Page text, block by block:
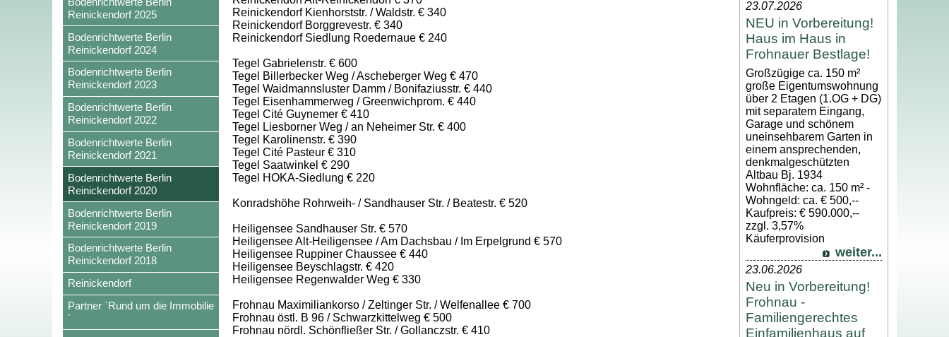
Reinickendorf 2025
Bodenrichtwerte Berlin
Reinickendorf 2024
Bodenrichtwerte Berlin
Reinickendorf 2023
Bodenrichtwerte Berlin
Reinickendorf 2022
Bodenrichtwerte Berlin
Reinickendorf 2021
Bodenrichtwerte Berlin
Reinickendorf 2020
Bodenrichtwerte Berlin
Reinickendorf 2019
Bodenrichtwerte Berlin
Reinickendorf 2018
Reinickendorf
Partner `Rund um die Immobilie
´
Reinickendorf Kienhorststr. / Waldstr. € 340
Reinickendorf Borggrevestr. € 340
Reinickendorf Siedlung Roedernaue € 240
Tegel Gabrielenstr. € 600
Tegel Billerbecker Weg / Ascheberger Weg € 470
Tegel Waidmannsluster Damm / Bonifaziusstr. € 440
Tegel Eisenhammerweg / Greenwichprom. € 440
Tegel Cité Guynemer € 410
Tegel Liesborner Weg / an Neheimer Str. € 400
Tegel Karolinenstr. € 390
Tegel Cité Pasteur € 310
Tegel Saatwinkel € 290
Tegel HOKA-Siedlung € 220
Konradshöhe Rohrweih- / Sandhauser Str. / Beatestr. € 520
Heiligensee Sandhauser Str. € 570
Heiligensee Alt-Heiligensee / Am Dachsbau / Im Erpelgrund € 570
Heiligensee Ruppiner Chaussee € 440
Heiligensee Beyschlagstr. € 420
Heiligensee Regenwalder Weg € 330
Frohnau Maximiliankorso / Zeltinger Str. / Welfenallee € 700
Frohnau östl. B 96 / Schwarzkittelweg € 500
Frohnau nördl. Schönfließer Str. / Gollanczstr. € 410
23.07.2026
NEU in Vorbereitung!
Haus im Haus in
Frohnauer Bestlage!
Großzügige ca. 150 m²
große Eigentumswohnung
über 2 Etagen (1.OG + DG)
mit separatem Eingang,
Garage und schönem
uneinsehbarem Garten in
einem ansprechenden,
denkmalgeschützten
Altbau Bj. 1934
Wohnfläche: ca. 150 m² -
Wohngeld: ca. € 500,--
Kaufpreis: € 590.000,--
zzgl. 3,57%
Käuferprovision
weiter...
23.06.2026
Neu in Vorbereitung!
Frohnau -
Familiengerechtes
Einfamilienhaus auf